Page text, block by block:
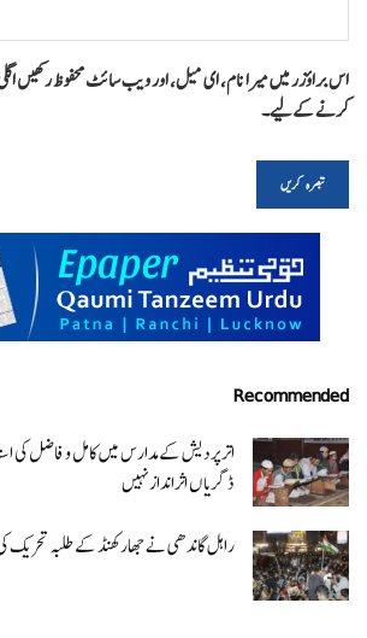
اس براؤزر میں میرا نام، ای میل، اور ویب سائٹ محفوظ رکھیں
کرنے کےلیے۔
Recommended
اتر پردیش کےمدارس میں کامل و فاضل کی
ڈگریا ں اثرانداز نہیں
راہل گاندھی نے جھارکھنڈ کے طلبہ تحریک